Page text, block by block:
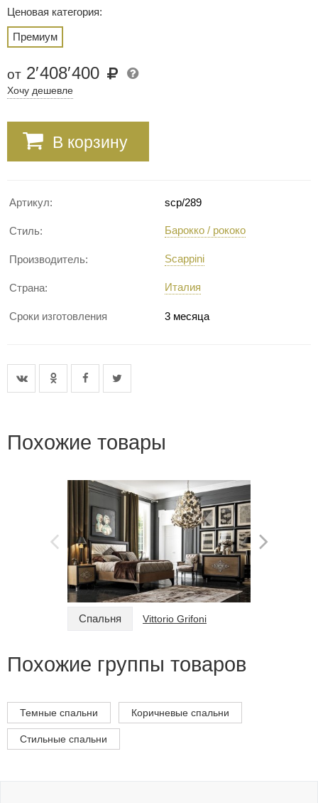
Ценовая категория:
Премиум
от 2′408′400
Хочу дешевле
В корзину
Артикул: scp/289
Стиль: Барокко / рококо
Производитель: Scappini
Страна: Италия
Сроки изготовления 3 месяца
Похожие товары
Спальня Vittorio Grifoni
Похожие группы товаров
Темные спальни Коричневые спальни
Стильные спальни